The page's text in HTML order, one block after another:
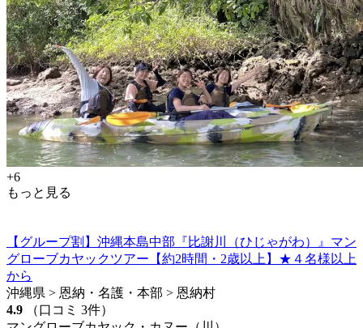
+6
もっと見る
【グループ割】沖縄本島中部『比謝川（ひじゃがわ）』マン
グローブカヤックツアー【約2時間・2歳以上】★４名様以上
から
沖縄県 > 恩納・名護・本部 > 恩納村
4.9
（口コミ 3件）